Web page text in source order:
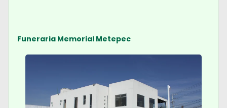
Funeraria Memorial Metepec